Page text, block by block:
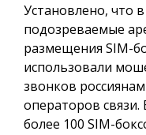
Установлено, что
подозреваемые
размещения SIM-
использовали
звонков
операторов
более 100 SIM-